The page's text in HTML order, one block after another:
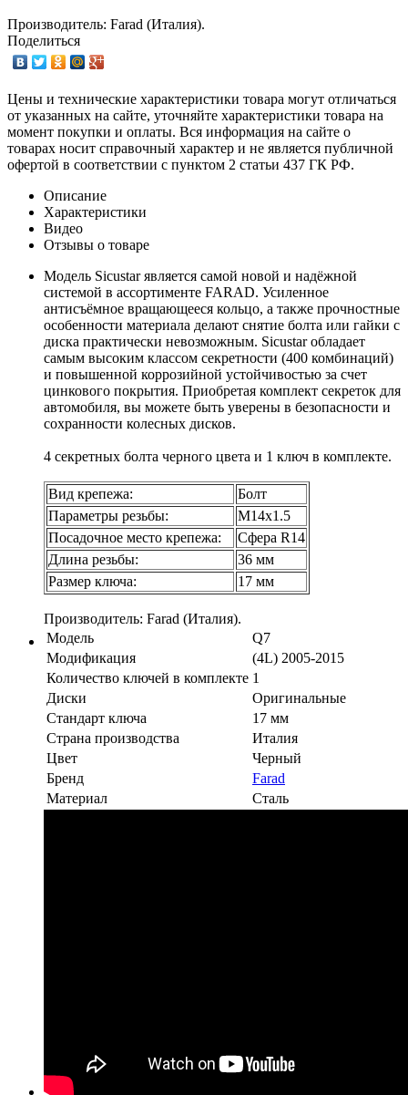
Производитель: Farad (Италия).
Поделиться
Цены и технические характеристики товара могут отличаться
от указанных на сайте, уточняйте характеристики товара на
момент покупки и оплаты. Вся информация на сайте о
товарах носит справочный характер и не является публичной
офертой в соответствии с пунктом 2 статьи 437 ГК РФ.
Описание
Характеристики
Видео
Отзывы о товаре
Модель Sicustar является самой новой и надёжной
системой в ассортименте FARAD. Усиленное
антисъёмное вращающееся кольцо, а также прочностные
особенности материала делают снятие болта или гайки с
диска практически невозможным. Sicustar обладает
самым высоким классом секретности (400 комбинаций)
и повышенной коррозийной устойчивостью за счет
цинкового покрытия. Приобретая комплект секреток для
автомобиля, вы можете быть уверены в безопасности и
сохранности колесных дисков.
4 секретных болта черного цвета и 1 ключ в комплекте.
Вид крепежа:
Болт
Параметры резьбы:
М14х1.5
Посадочное место крепежа:
Сфера R14
Длина резьбы:
36 мм
Размер ключа:
17 мм
Производитель: Farad (Италия).
Модель
Q7
Модификация
(4L) 2005-2015
Количество ключей в комплекте 1
Диски
Оригинальные
Стандарт ключа
17 мм
Страна производства
Италия
Цвет
Черный
Бренд
Farad
Материал
Сталь